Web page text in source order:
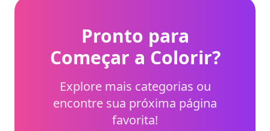
Pronto para
Começar a Colorir?
Explore mais categorias ou
encontre sua próxima página
favorita!